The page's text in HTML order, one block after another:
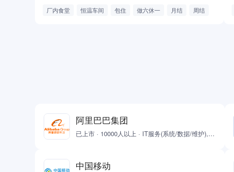
厂内食堂 恒温车间 包住 做六休一 月结
周结
阿里巴巴集团
已上市 · 10000人以上 · IT服务(系统/数据/维护),计算机软件,互联网/电子商务
中国移动